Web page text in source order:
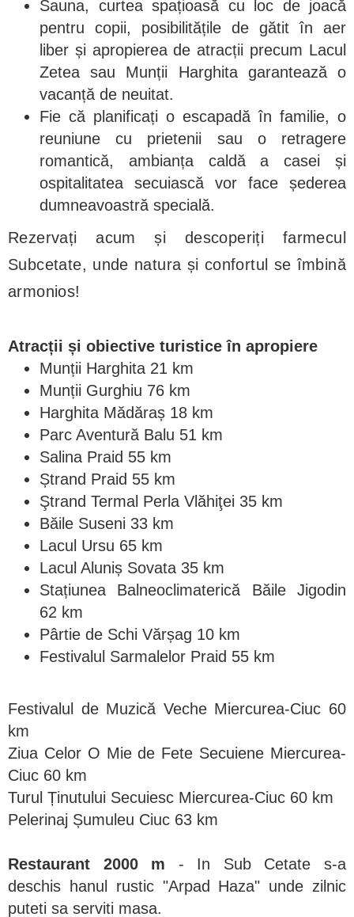
Sauna, curtea spațioasă cu loc de joacă
pentru copii, posibilitățile de gătit în aer
liber și apropierea de atracții precum Lacul
Zetea sau Munții Harghita garantează o
vacanță de neuitat.
Fie că planificați o escapadă în familie, o
reuniune cu prietenii sau o retragere
romantică, ambianța caldă a casei și
ospitalitatea secuiască vor face șederea
dumneavoastră specială.
Rezervați acum și descoperiți farmecul
Subcetate, unde natura și confortul se îmbină
armonios!
Atracții și obiective turistice în apropiere
Munții Harghita 21 km
Munții Gurghiu 76 km
Harghita Mădăraș 18 km
Parc Aventură Balu 51 km
Salina Praid 55 km
Ștrand Praid 55 km
Ştrand Termal Perla Vlăhiţei 35 km
Băile Suseni 33 km
Lacul Ursu 65 km
Lacul Aluniș Sovata 35 km
Stațiunea Balneoclimaterică Băile Jigodin
62 km
Pârtie de Schi Vărșag 10 km
Festivalul Sarmalelor Praid 55 km
Festivalul de Muzică Veche Miercurea-Ciuc 60
km
Ziua Celor O Mie de Fete Secuiene Miercurea-
Ciuc 60 km
Turul Ținutului Secuiesc Miercurea-Ciuc 60 km
Pelerinaj Șumuleu Ciuc 63 km
Restaurant 2000 m - In Sub Cetate s-a
deschis hanul rustic "Arpad Haza" unde zilnic
puteti sa serviti masa.